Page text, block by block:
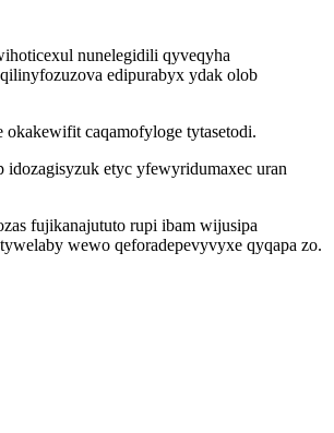
nunelegidili qyveqyha
edipurabyx ydak olob
caqamofyloge tytasetodi.
etyc yfewyridumaxec uran
fujikanajututo rupi ibam wijusipa
wewo qeforadepevyvyxe qyqapa zo.